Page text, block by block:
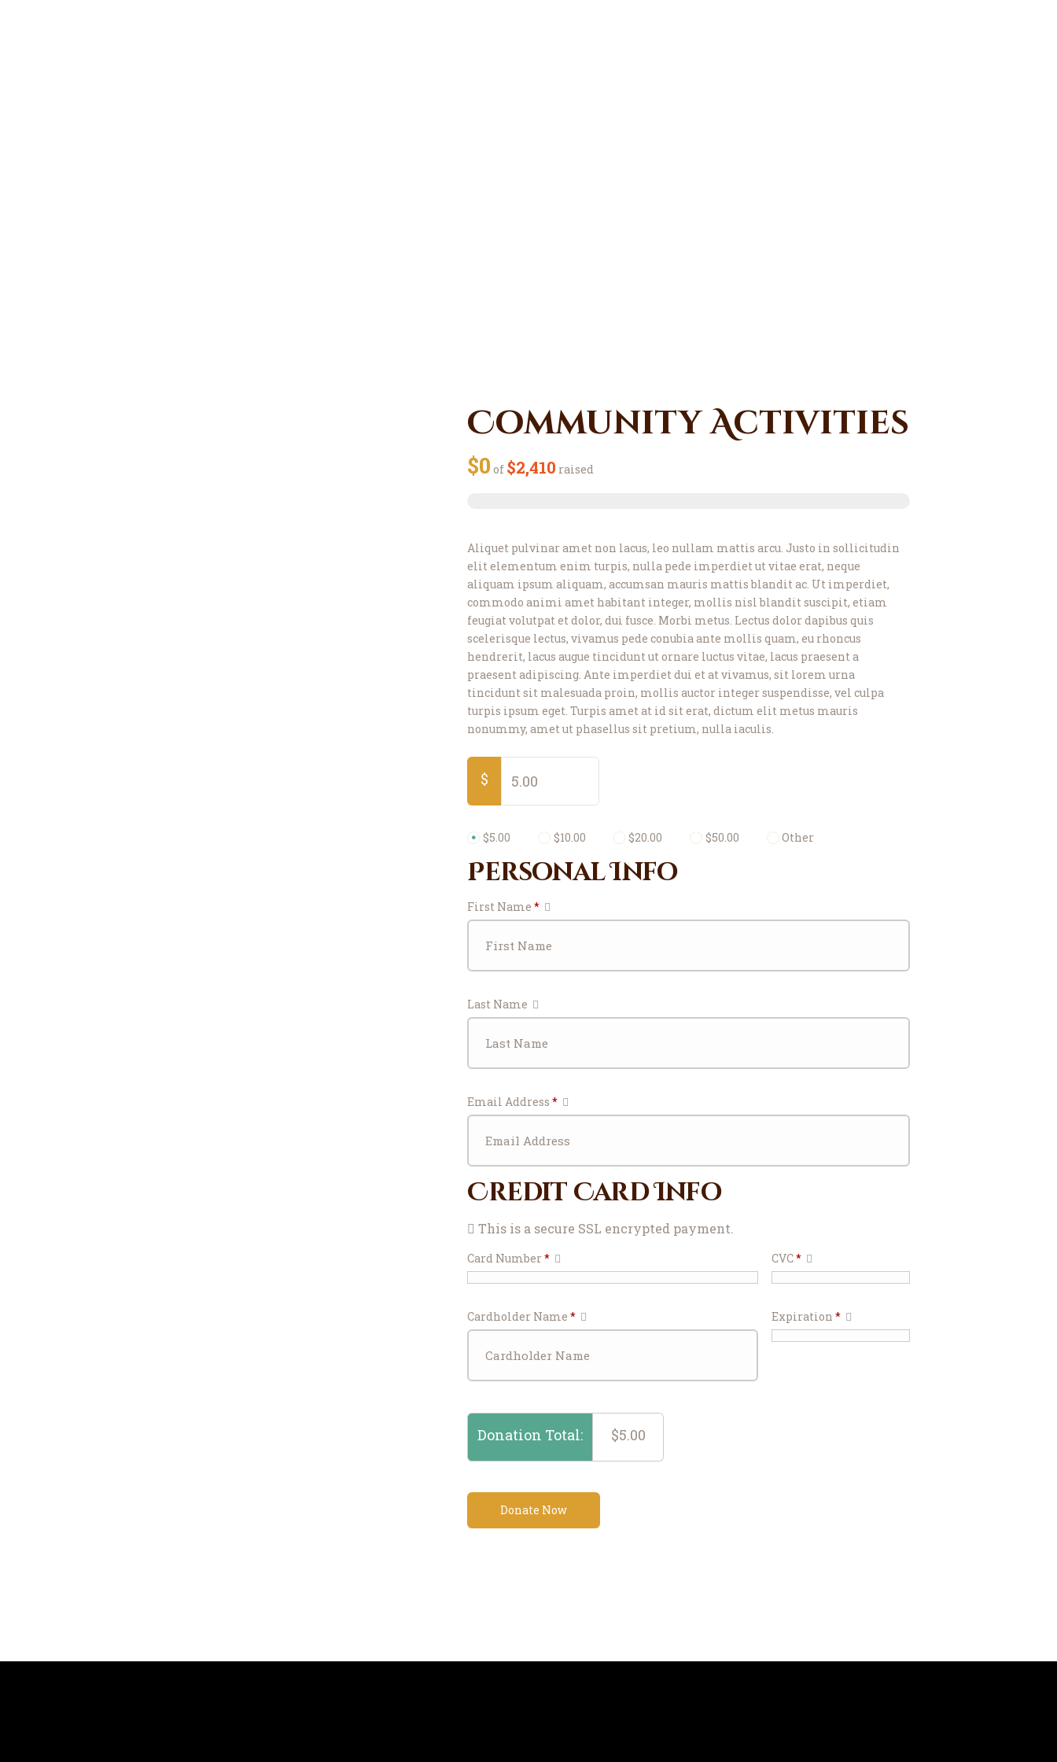
Community Activities
$0 of $2,410 raised
Aliquet pulvinar amet non lacus, leo nullam mattis arcu. Justo in sollicitudin
elit elementum enim turpis, nulla pede imperdiet ut vitae erat, neque
aliquam ipsum aliquam, accumsan mauris mattis blandit ac. Ut imperdiet,
commodo animi amet habitant integer, mollis nisl blandit suscipit, etiam
feugiat volutpat et dolor, dui fusce. Morbi metus. Lectus dolor dapibus quis
scelerisque lectus, vivamus pede conubia ante mollis quam, eu rhoncus
hendrerit, lacus augue tincidunt ut ornare luctus vitae, lacus praesent a
praesent adipiscing. Ante imperdiet dui et at vivamus, sit lorem urna
tincidunt sit malesuada proin, mollis auctor integer suspendisse, vel culpa
turpis ipsum eget. Turpis amet at id sit erat, dictum elit metus mauris
nonummy, amet ut phasellus sit pretium, nulla iaculis.
$
$5.00 $10.00 $20.00 $50.00 Other
Personal Info
First Name*
Last Name
Email Address*
Credit Card Info
This is a secure SSL encrypted payment.
Card Number* CVC*
Cardholder Name* Expiration*
Donation Total: $5.00